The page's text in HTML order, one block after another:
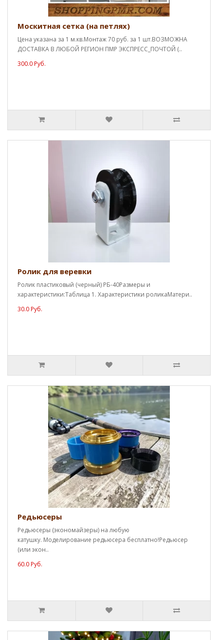
Москитная сетка (на петлях)
Цена указана за 1 м.кв.Монтаж 70 руб. за 1 шт.ВОЗМОЖНА
ДОСТАВКА В ЛЮБОЙ РЕГИОН ПМР ЭКСПРЕСС_ПОЧТОЙ (..
300.0 Руб.
Ролик для веревки
Ролик пластиковый (черный) РБ-40Размеры и
характеристики:Таблица 1. Характеристики роликаМатери..
30.0 Руб.
Редьюсеры
Редьюсеры (экономайзеры) на любую
катушку. Моделирование редьюсера бесплатно!Редьюсер
(или экон..
60.0 Руб.